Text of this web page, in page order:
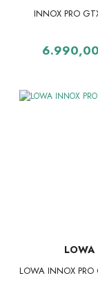
INNOX PRO
LOWA
LOWA INNOX